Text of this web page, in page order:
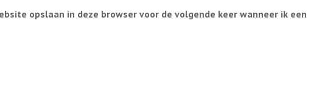
opslaan in deze browser voor de volgende keer wanneer ik een